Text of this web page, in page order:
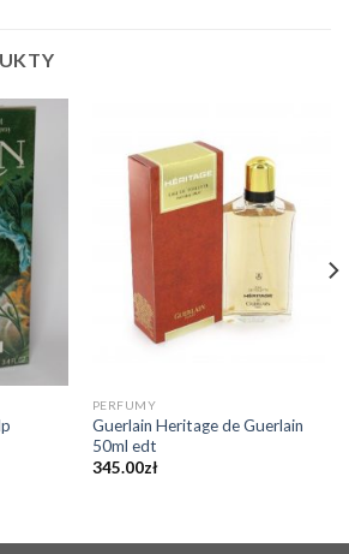
PERFUMY
Guerlain Heritage de Guerlain
50ml edt
345.00zł